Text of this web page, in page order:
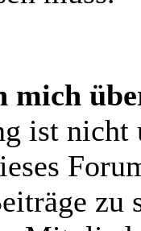
mich
ist